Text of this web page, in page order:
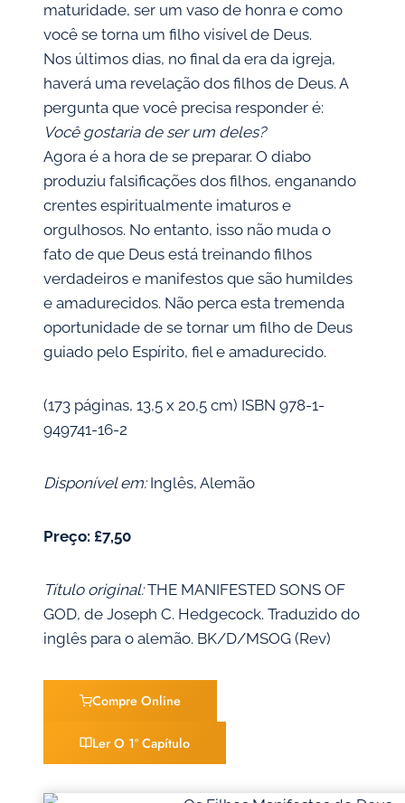
maturidade, ser um vaso de honra e como
você se torna um filho visível de Deus.
Nos últimos dias, no final da era da igreja,
haverá uma revelação dos filhos de Deus. A
pergunta que você precisa responder é:
Você gostaria de ser um deles?
Agora é a hora de se preparar. O diabo
produziu falsificações dos filhos, enganando
crentes espiritualmente imaturos e
orgulhosos. No entanto, isso não muda o
fato de que Deus está treinando filhos
verdadeiros e manifestos que são humildes
e amadurecidos. Não perca esta tremenda
oportunidade de se tornar um filho de Deus
guiado pelo Espírito, fiel e amadurecido.
(173 páginas, 13,5 x 20,5 cm) ISBN 978-1-
949741-16-2
Disponível em:Inglês, Alemão
Preço: £7,50
Título original:THE MANIFESTED SONS OF
GOD, de Joseph C. Hedgecock. Traduzido do
inglês para o alemão. BK/D/MSOG (Rev)
Compre Online
Ler O 1º Capítulo